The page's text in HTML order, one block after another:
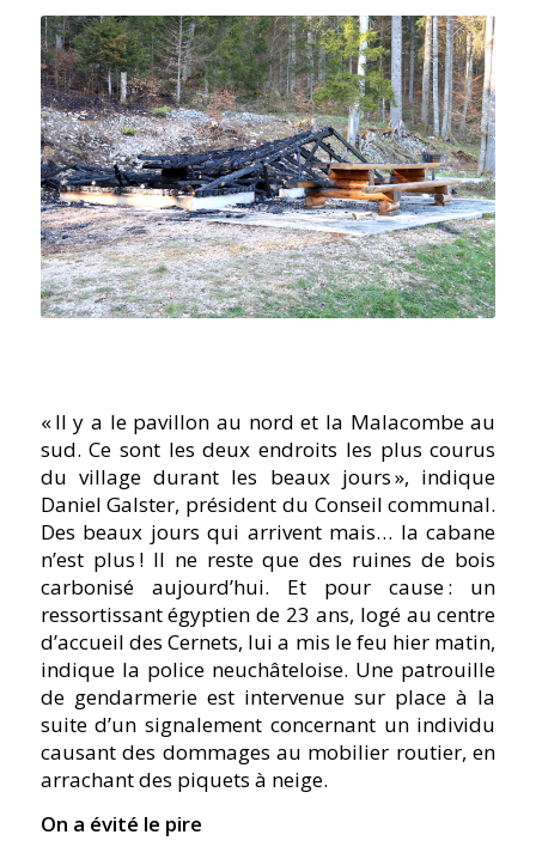
« Il y a le pavillon au nord et la Malacombe au
sud. Ce sont les deux endroits les plus courus
du village durant les beaux jours », indique
Daniel Galster, président du Conseil communal.
Des beaux jours qui arrivent mais… la cabane
n’est plus ! Il ne reste que des ruines de bois
carbonisé aujourd’hui. Et pour cause : un
ressortissant égyptien de 23 ans, logé au centre
d’accueil des Cernets, lui a mis le feu hier matin,
indique la police neuchâteloise. Une patrouille
de gendarmerie est intervenue sur place à la
suite d’un signalement concernant un individu
causant des dommages au mobilier routier, en
arrachant des piquets à neige.
On a évité le pire